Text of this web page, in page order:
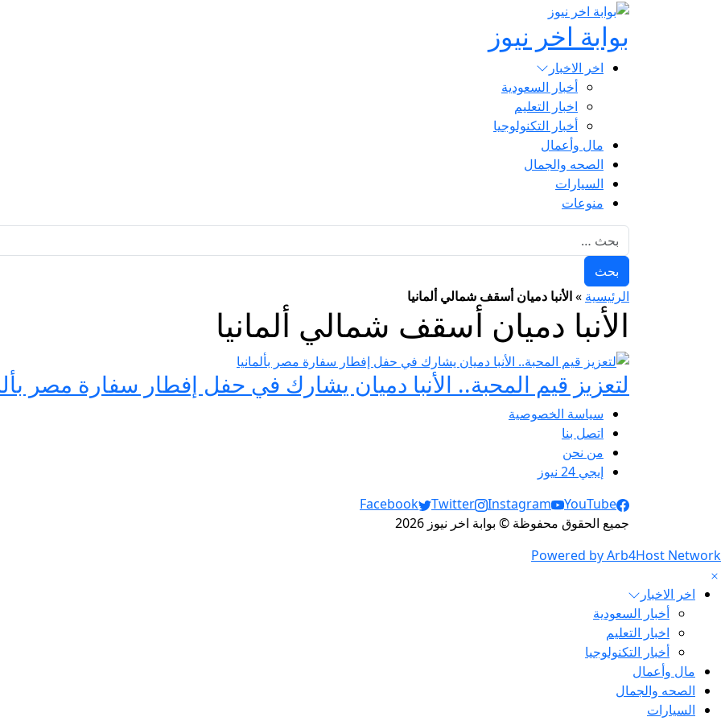
بوابة اخر نيوز
اخر الاخبار
أخبار السعودية
اخبار التعليم
أخبار التكنولوجيا
مال وأعمال
الصحه والجمال
السيارات
منوعات
الرئيسية »الأنبا دميان أسقف شمالي ألمانيا
الأنبا دميان أسقف شمالي ألمانيا
لتعزيز قيم المحبة.. الأنبا دميان يشارك في حفل إفطار سفارة مصر
سياسة الخصوصية
اتصل بنا
من نحن
إيجي 24 نيوز
Social Links
Facebook Twitter Instagram
YouTube
جميع الحقوق محفوظة © بوابة اخر نيوز 2026
Powered by Arb4Host Network
اخر الاخبار
أخبار السعودية
اخبار التعليم
أخبار التكنولوجيا
مال وأعمال
الصحه والجمال
السيارات